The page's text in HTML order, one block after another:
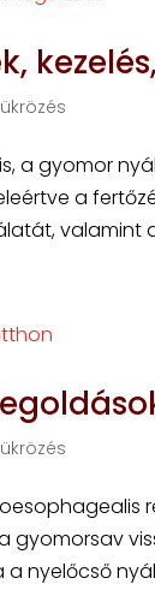
a gyomor
a
valamint
gyomorsav
nyelőcső